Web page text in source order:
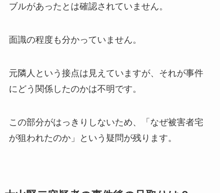
ブルがあったとは確認されていません。
面識の程度も分かっていません。
元隣人という接点は見えていますが、それが事件
にどう関係したのかは不明です。
この部分がはっきりしないため、「なぜ被害者宅
が狙われたのか」という疑問が残ります。